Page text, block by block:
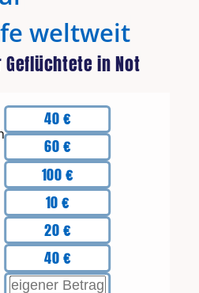
weltweit
in Not
Beträge40 €
60 €
100 €
10 €
20 €
40 €